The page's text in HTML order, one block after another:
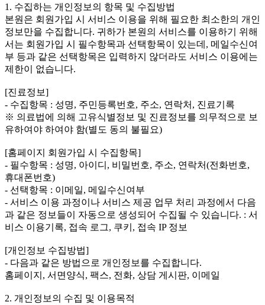
1. 수집하는 개인정보의 항목 및 수집방법
본원은 회원가입 시 서비스 이용을 위해 필요한 최소한의 개인
정보만을 수집합니다. 귀하가 본원의 서비스를 이용하기 위해
서는 회원가입 시 필수항목과 선택항목이 있는데, 메일수신여
부 등과 같은 선택항목은 입력하지 않더라도 서비스 이용에는
제한이 없습니다.
[진료정보]
- 수집항목 : 성명, 주민등록번호, 주소, 연락처, 진료기록
※ 의료법에 의해 고유식별정보 및 진료정보를 의무적으로 보
유하여야 하여야 함(별도 동의 불필요)
[홈페이지 회원가입 시 수집항목]
- 필수항목 : 성명, 아이디, 비밀번호, 주소, 연락처(전화번호,
휴대폰번호)
- 선택항목 : 이메일, 메일수신여부
- 서비스 이용 과정이나 서비스 제공 업무 처리 과정에서 다음
과 같은 정보들이 자동으로 생성되어 수집될 수 있습니다. : 서
비스 이용기록, 접속 로그, 쿠키, 접속 IP 정보
[개인정보 수집방법]
- 다음과 같은 방법으로 개인정보를 수집합니다.
홈페이지, 서면양식, 팩스, 전화, 상담 게시판, 이메일
2. 개인정보의 수집 및 이용목적